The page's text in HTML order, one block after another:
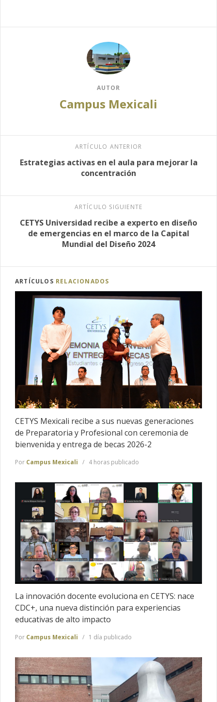
AUTOR
Campus Mexicali
ARTÍCULO ANTERIOR
Estrategias activas en el aula para mejorar la
concentración
ARTÍCULO SIGUIENTE
CETYS Universidad recibe a experto en diseño
de emergencias en el marco de la Capital
Mundial del Diseño 2024
ARTÍCULOS RELACIONADOS
CETYS Mexicali recibe a sus nuevas generaciones
de Preparatoria y Profesional con ceremonia de
bienvenida y entrega de becas 2026-2
Por Campus Mexicali 4 horas publicado
La innovación docente evoluciona en CETYS: nace
CDC+, una nueva distinción para experiencias
educativas de alto impacto
Por Campus Mexicali 1 día publicado